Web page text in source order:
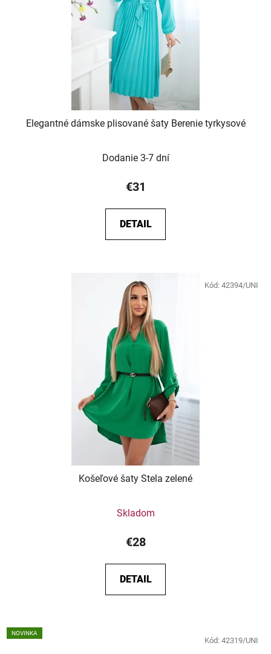
Elegantné dámske plisované šaty Berenie tyrkysové
Dodanie 3-7 dní
€31
DETAIL
Košeľové šaty Stela zelené
Skladom
€28
DETAIL
Kód: 42394/UNI
NOVINKA
Kód: 42319/UNI